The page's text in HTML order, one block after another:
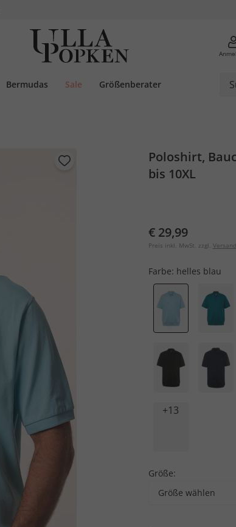
Bermudas Sale Größenberater
Poloshirt,
bis 10XL
€ 29,99
Preis inkl. MwSt. zzgl.
Farbe: helles blau
+13
Größe:
Größe wählen